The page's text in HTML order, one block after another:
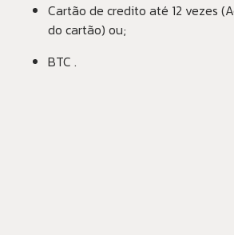
Cartão de credito até 12 vezes
do cartão) ou;
BTC .